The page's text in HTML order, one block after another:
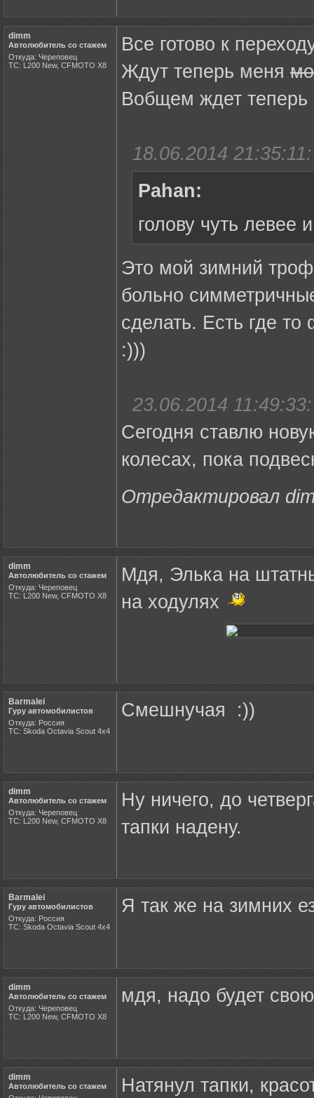
dimm
Автолюбитель со стажем
Откуда: Череповец
ТС: L200 New, CFMOTO X8
Все готово к
Ждут теперь меня
Вобщем ждет теперь
18.06.2014 21:35:11:
Pahan:
голову чуть левее
Это мой зимний
больно
сделать. Есть где
:)))
23.06.2014 11:49:33:
Сегодня ставлю
колесах, пока
Отредактировал
dimm
Автолюбитель со стажем
Откуда: Череповец
ТС: L200 New, CFMOTO X8
Мдя, Элька на
на ходулях
Barmalei
Гуру автомобилистов
Откуда: Россия
ТС: Skoda Octavia Scout 4x4
Смешнучая :))
dimm
Автолюбитель со стажем
Откуда: Череповец
ТС: L200 New, CFMOTO X8
Ну ничего, до
тапки надену.
Barmalei
Гуру автомобилистов
Откуда: Россия
ТС: Skoda Octavia Scout 4x4
Я так же на зимних
dimm
Автолюбитель со стажем
Откуда: Череповец
ТС: L200 New, CFMOTO X8
мдя, надо будет
dimm
Автолюбитель со стажем
Натянул тапки,